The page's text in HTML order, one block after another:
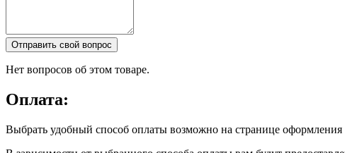
Отправить свой вопрос
Нет вопросов об этом товаре.
Оплата:
Выбрать удобный способ оплаты возможно на странице оформления